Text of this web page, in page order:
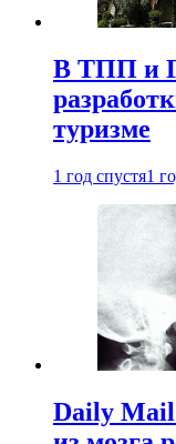
В ТПП и
туризме
1 год спустя1
Daily